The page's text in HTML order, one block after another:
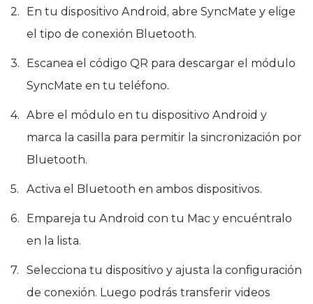
En tu dispositivo Android, abre SyncMate y elige
el tipo de conexión Bluetooth.
Escanea el código QR para descargar el módulo
SyncMate en tu teléfono.
Abre el módulo en tu dispositivo Android y
marca la casilla para permitir la sincronización por
Bluetooth.
Activa el Bluetooth en ambos dispositivos.
Empareja tu Android con tu Mac y encuéntralo
en la lista.
Selecciona tu dispositivo y ajusta la configuración
de conexión. Luego podrás transferir videos